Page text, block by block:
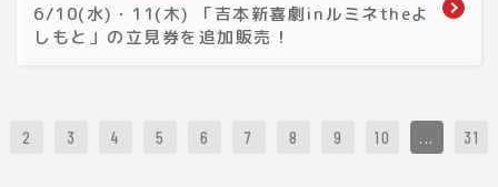
6/10(水)・11(木) 「吉本新喜劇inルミネtheよ
しもと」の立見券を追加販売！
2 3 4 5 6 7 8 9 10 ... 31